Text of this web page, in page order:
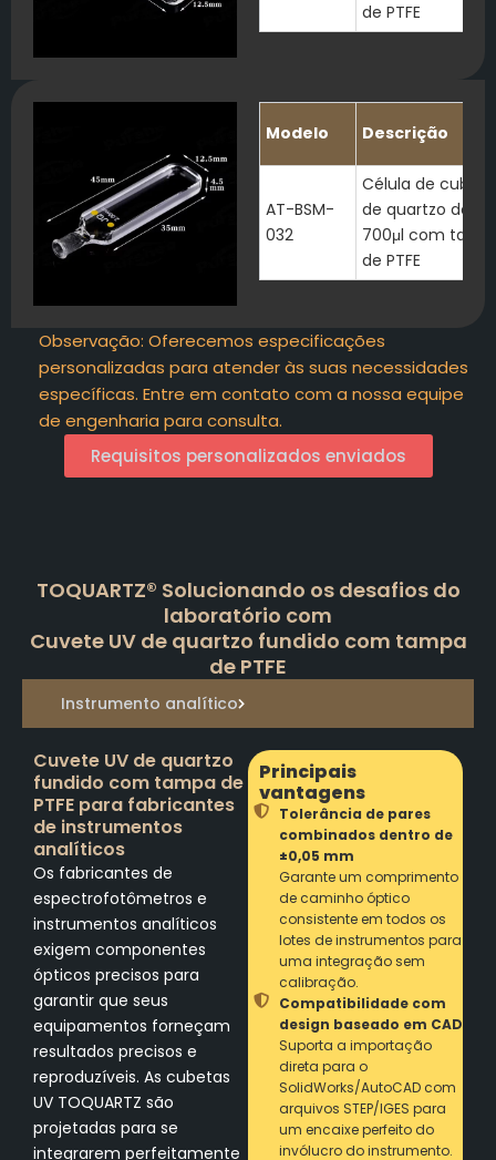
de PTFE
Modelo Descrição
AT-BSM-
032
Célula de cubeta
de quartzo de
700μl com
de PTFE
Observação: Oferecemos especificações
personalizadas para atender às suas necessidades
específicas. Entre em contato com a nossa equipe
de engenharia para consulta.
Requisitos personalizados enviados
TOQUARTZ® Solucionando os desafios do
laboratório com
Cuvete UV de quartzo fundido com tampa
de PTFE
Instrumento analítico
Cuvete UV de quartzo
fundido com tampa de
PTFE para fabricantes
de instrumentos
analíticos
Os fabricantes de
espectrofotômetros e
instrumentos analíticos
exigem componentes
ópticos precisos para
garantir que seus
equipamentos forneçam
resultados precisos e
reproduzíveis. As cubetas
UV TOQUARTZ são
projetadas para se
integrarem perfeitamente
Principais
vantagens
Tolerância de pares
combinados dentro de
±0,05 mm
Garante um comprimento
de caminho óptico
consistente em todos os
lotes de instrumentos para
uma integração sem
calibração.
Compatibilidade com
design baseado em CAD
Suporta a importação
direta para o
SolidWorks/AutoCAD com
arquivos STEP/IGES para
um encaixe perfeito do
invólucro do instrumento.